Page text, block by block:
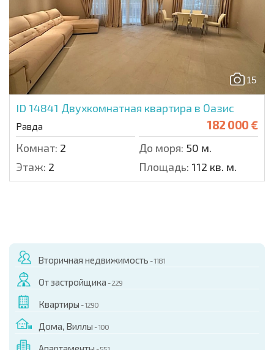
15
ID 14841 Двухкомнатная квартира в Оазис
Равда 182 000 €
Комнат: 2 До моря: 50 м.
Этаж: 2 Площадь: 112 кв. м.
Вторичная недвижимость - 1181
От застройщика - 229
Квартиры - 1290
Дома, Виллы - 100